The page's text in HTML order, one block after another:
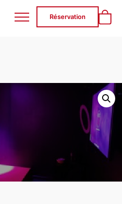
RED CORNER
Réservation